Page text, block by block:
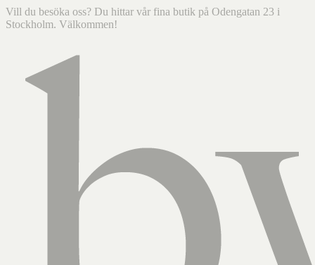
Vill du besöka oss? Du hittar vår fina butik på Odengatan 23 i
Stockholm. Välkommen!